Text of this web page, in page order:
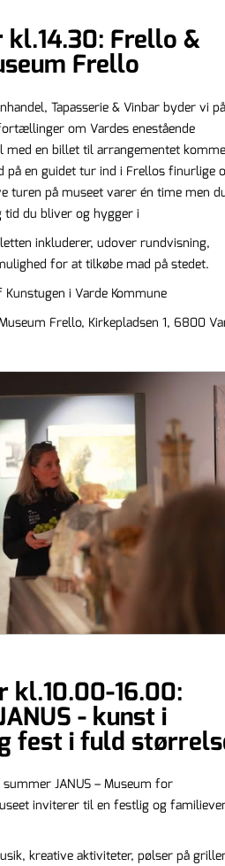
kl.14.30: Frello &
Frello
Tapasserie & Vinbar byder vi
om Vardes enestående
med en billet til arrangementet komme
på en guidet tur ind i Frellos finurlige
turen på museet varer én time men
du bliver og hygger i
inkluderer, udover rundvisning,
for at tilkøbe mad på stedet.
i Varde Kommune
Frello, Kirkepladsen 1, 6800
kl.10.00-16.00:
- kunst i
fest i fuld
JANUS – Museum for
inviterer til en festlig og
kreative aktiviteter, pølser på